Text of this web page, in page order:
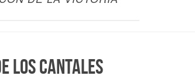
los Cantales